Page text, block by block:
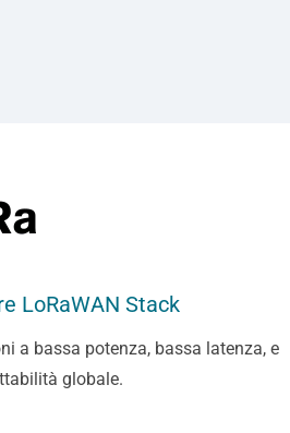
LoRaWAN Stack
a bassa potenza, bassa latenza, e
globale.